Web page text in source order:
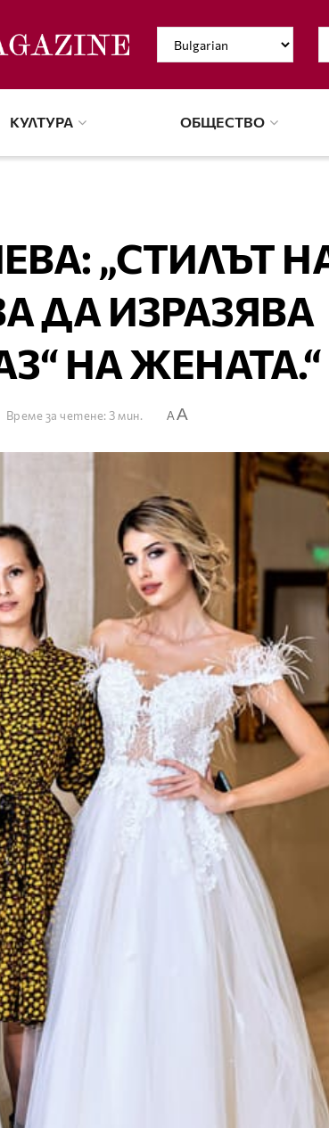
КУЛТУРА ОБЩЕСТВО
„СТИЛЪТ
ДА ИЗРАЗЯВА
НА ЖЕНАТА.“
Време за четене: 3 мин. AA